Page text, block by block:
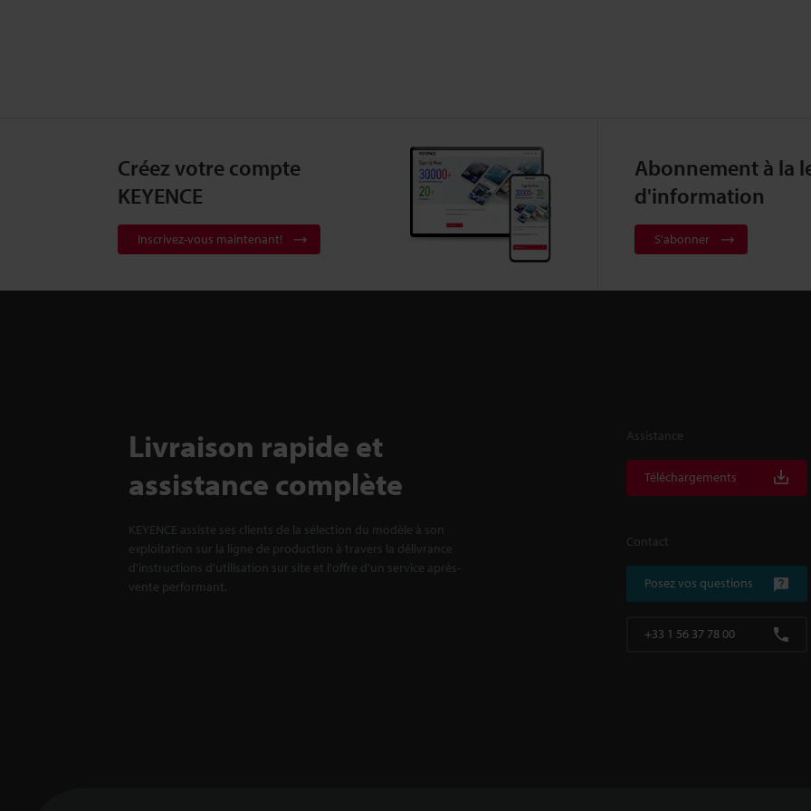
Créez votre compte
KEYENCE
Inscrivez-vous maintenant!
Abonnement à la
d'information
S'abonner
Livraison rapide et
assistance complète
KEYENCE assiste ses clients de la sélection du modèle à son
exploitation sur la ligne de production à travers la délivrance
d'instructions d'utilisation sur site et l'offre d'un service après-
vente performant.
Assistance
Téléchargements
Contact
Posez vos questions
+33 1 56 37 78 00